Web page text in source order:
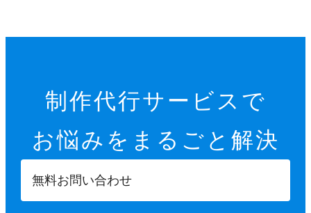
制作代行サービスで
お悩みを まるごと解決
無料お問い合わせ